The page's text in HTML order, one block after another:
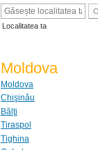
Localitatea ta
Moldova
Moldova
Chişinău
Bălţi
Tiraspol
Tighina